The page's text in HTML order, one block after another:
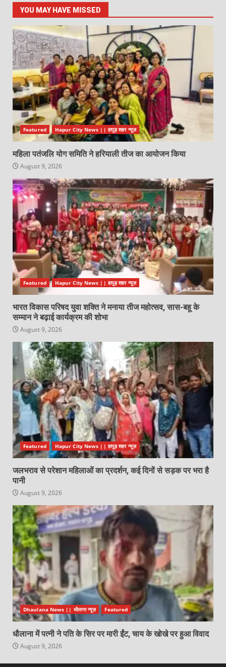
YOU MAY HAVE MISSED
Featured Hapur City News || हापुड़ शहर न्यूज़
महिला पतंजलि योग समिति ने हरियाली तीज का आयोजन किया
August 9, 2026
Featured Hapur City News || हापुड़ शहर न्यूज़
भारत विकास परिषद युवा शक्ति ने मनाया तीज महोत्सव, सास-बहू के
सम्मान ने बढ़ाई कार्यक्रम की शोभा
August 9, 2026
Featured Hapur City News || हापुड़ शहर न्यूज़
जलभराव से परेशान महिलाओं का प्रदर्शन, कई दिनों से सड़क पर भरा है
पानी
August 9, 2026
Dhaulana News || धौलाना न्यूज़ Featured
धौलाना में पत्नी ने पति के सिर पर मारी ईंट, चाय के खोखे पर हुआ विवाद
August 9, 2026